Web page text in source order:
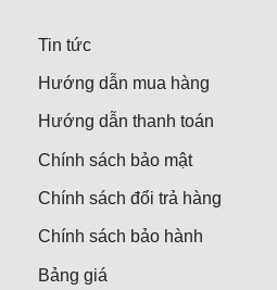
Tin tức
Hướng dẫn mua hàng
Hướng dẫn thanh toán
Chính sách bảo mật
Chính sách đổi trả hàng
Chính sách bảo hành
Bảng giá